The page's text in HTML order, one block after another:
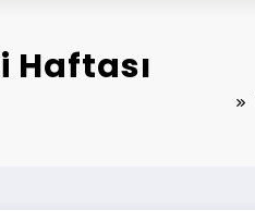
Haftası